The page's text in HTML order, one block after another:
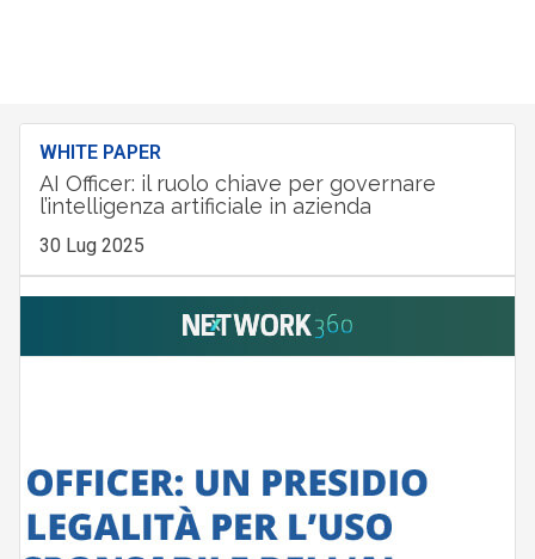
WHITE PAPER
AI Officer: il ruolo chiave per governare
l’intelligenza artificiale in azienda
30 Lug 2025